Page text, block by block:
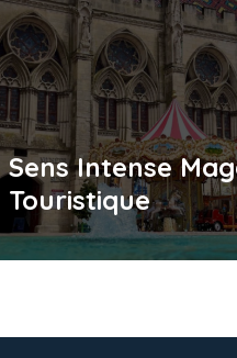
Sens Intense
Touristique